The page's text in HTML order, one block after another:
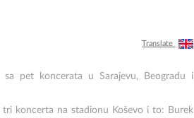
Translate
pet koncerata u Sarajevu, Beogradu i
koncerta na stadionu Koševo i to: Burek